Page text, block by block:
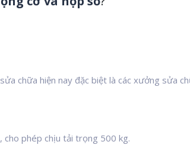
chữa hiện nay đặc biệt là các xưởng sửa
phép chịu tải trọng 500 kg.